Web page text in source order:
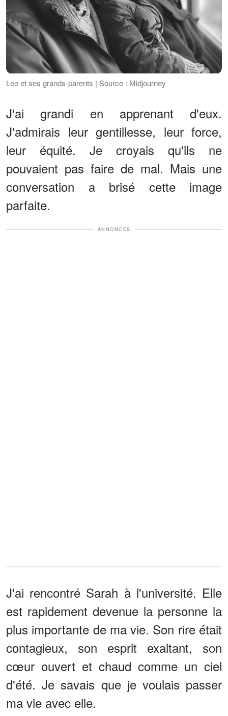
Leo et ses grands-parents | Source : Midjourney
J'ai grandi en apprenant d'eux.
J'admirais leur gentillesse, leur force,
leur équité. Je croyais qu'ils ne
pouvaient pas faire de mal. Mais une
conversation a brisé cette image
parfaite.
ANNONCES
J'ai rencontré Sarah à l'université. Elle
est rapidement devenue la personne la
plus importante de ma vie. Son rire était
contagieux, son esprit exaltant, son
cœur ouvert et chaud comme un ciel
d'été. Je savais que je voulais passer
ma vie avec elle.